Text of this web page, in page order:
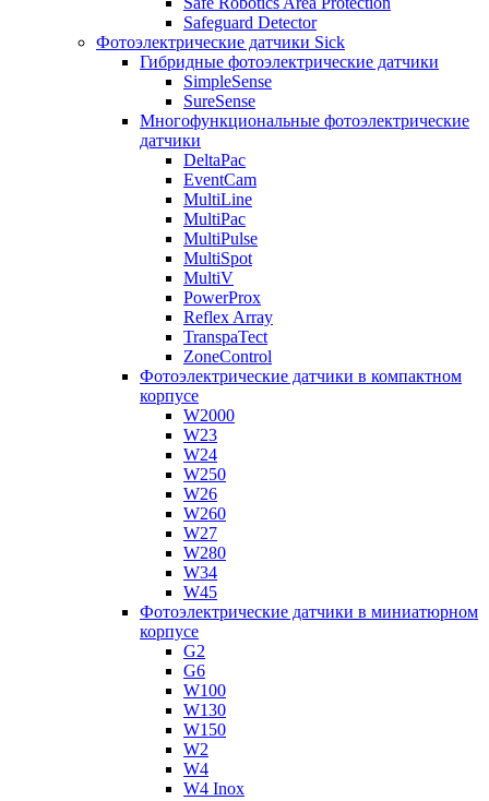
Safeguard Detector
Фотоэлектрические датчики Sick
Гибридные фотоэлектрические датчики
SimpleSense
SureSense
Многофункциональные фотоэлектрические
датчики
DeltaPac
EventCam
MultiLine
MultiPac
MultiPulse
MultiSpot
MultiV
PowerProx
Reflex Array
TranspaTect
ZoneControl
Фотоэлектрические датчики в компактном
корпусе
W2000
W23
W24
W250
W26
W260
W27
W280
W34
W45
Фотоэлектрические датчики в миниатюрном
корпусе
G2
G6
W100
W130
W150
W2
W4
W4 Inox